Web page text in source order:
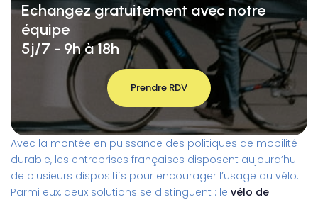
Echangez gratuitement avec notre
équipe
5j/7 - 9h à 18h
Prendre RDV
Avec la montée en puissance des politiques de mobilité
durable, les entreprises françaises disposent aujourd’hui
de plusieurs dispositifs pour encourager l’usage du vélo.
Parmi eux, deux solutions se distinguent : le vélo de